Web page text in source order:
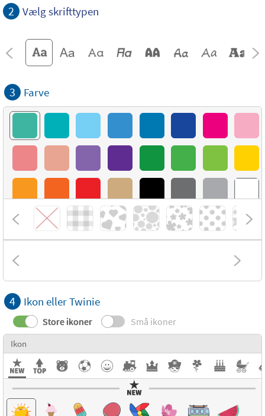
2 Vælg skrifttypen
3 Farve
4 Ikon eller Twinie
Store ikoner Små ikoner
Ikon